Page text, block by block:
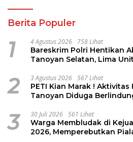
Berita Populer
1 4 Agustus 2026 758 Lihat
Bareskrim Polri Hentikan
Tanoyan Selatan, Lima
2 3 Agustus 2026 567 Lihat
PETI Kian Marak ! Aktivitas
Tanoyan Diduga
3 30 Juli 2026 561 Lihat
Warga Membludak di
2026, Memperebutkan